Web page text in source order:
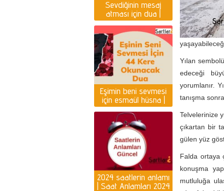
Yılan
edeceği
yorumlanır.
tanışma
Telvelerinize
çıkartan bir
gülen yüz
Falda ortaya
konuşma
mutluluğa
Sevdiğinin mesaj
atması için dua |
Yazması için dua
Eşimin beni sevmesi
için esmaül hüsna |
Eşin seni sevmesi için
dua
2024 saatlerin anlamı
| Saat Anlamları 2024